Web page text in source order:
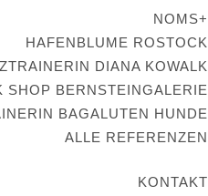
NOMS+
HAFENBLUME ROSTOCK
DIANA KOWALK
SHOP BERNSTEINGALERIE
BAGALUTEN HUNDE
ALLE REFERENZEN
KONTAKT